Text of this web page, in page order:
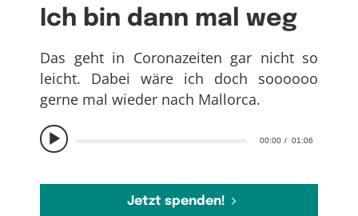
Ich bin dann mal weg
00:00 01:06
Das geht in Coronazeiten gar nicht so
leicht. Dabei wäre ich doch soooooo
gerne mal wieder nach Mallorca.
Jetzt spenden!